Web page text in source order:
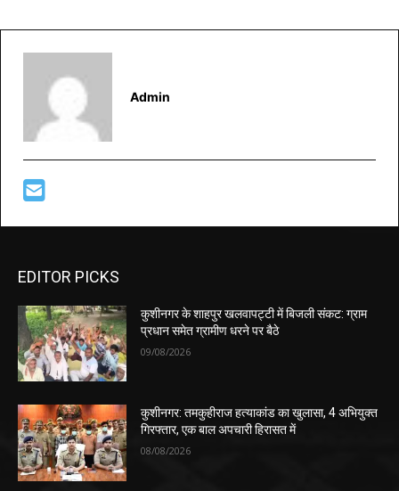
Admin
EDITOR PICKS
कुशीनगर के शाहपुर खलवापट्टी में बिजली संकट: ग्राम
प्रधान समेत ग्रामीण धरने पर बैठे
09/08/2026
कुशीनगर: तमकुहीराज हत्याकांड का खुलासा, 4 अभियुक्त
गिरफ्तार, एक बाल अपचारी हिरासत में
08/08/2026